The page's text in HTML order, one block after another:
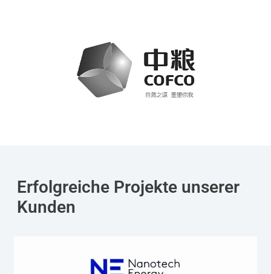
Erfolgreiche Projekte unserer
Kunden